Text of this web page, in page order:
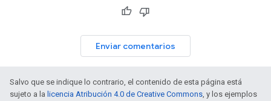
Enviar comentarios
Salvo que se indique lo contrario, el contenido de esta página está
sujeto a la licencia Atribución 4.0 de Creative Commons, y los ejemplos